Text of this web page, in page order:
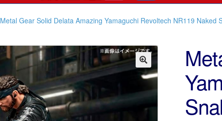
Metal Gear Solid Delata Amazing Yamaguchi Revoltech NR119 Naked
🔍